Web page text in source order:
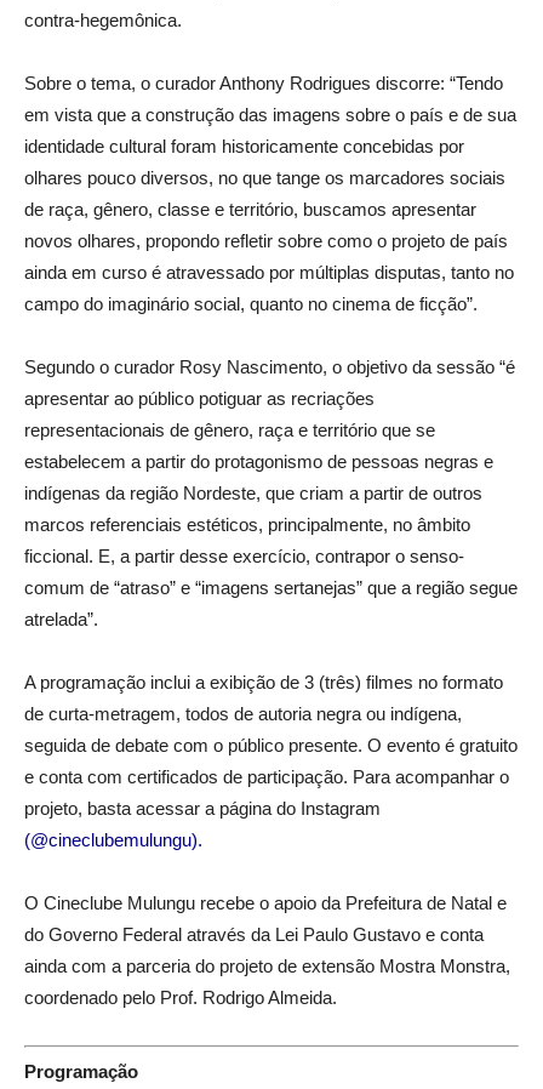
contra-hegemônica.
Sobre o tema, o curador Anthony Rodrigues discorre: “Tendo
em vista que a construção das imagens sobre o país e de sua
identidade cultural foram historicamente concebidas por
olhares pouco diversos, no que tange os marcadores sociais
de raça, gênero, classe e território, buscamos apresentar
novos olhares, propondo refletir sobre como o projeto de país
ainda em curso é atravessado por múltiplas disputas, tanto no
campo do imaginário social, quanto no cinema de ficção”.
Segundo o curador Rosy Nascimento, o objetivo da sessão “é
apresentar ao público potiguar as recriações
representacionais de gênero, raça e território que se
estabelecem a partir do protagonismo de pessoas negras e
indígenas da região Nordeste, que criam a partir de outros
marcos referenciais estéticos, principalmente, no âmbito
ficcional. E, a partir desse exercício, contrapor o senso-
comum de “atraso” e “imagens sertanejas” que a região segue
atrelada”.
A programação inclui a exibição de 3 (três) filmes no formato
de curta-metragem, todos de autoria negra ou indígena,
seguida de debate com o público presente. O evento é gratuito
e conta com certificados de participação. Para acompanhar o
projeto, basta acessar a página do Instagram
(@cineclubemulungu).
O Cineclube Mulungu recebe o apoio da Prefeitura de Natal e
do Governo Federal através da Lei Paulo Gustavo e conta
ainda com a parceria do projeto de extensão Mostra Monstra,
coordenado pelo Prof. Rodrigo Almeida.
Programação